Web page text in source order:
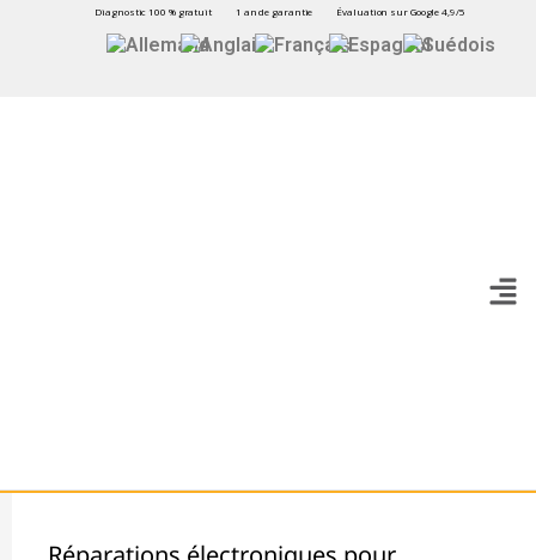
Diagnostic 100 % gratuit 1 an de garantie Évaluation sur Google 4,9/5